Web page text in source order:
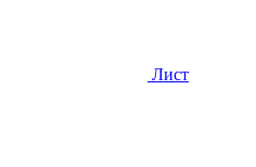
Лист